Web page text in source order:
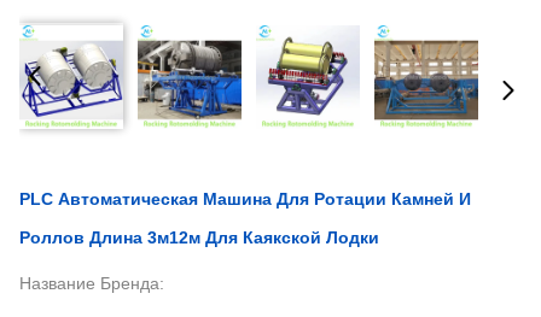
PLC Автоматическая Машина Для Ротации Камней И
Роллов Длина 3м12м Для Каякской Лодки
Название Бренда: